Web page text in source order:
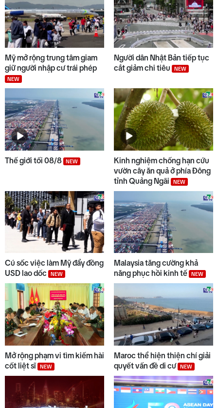
Mỹ mở rộng trung tâm giam
giữ người nhập cư trái phép
NEW
Người dân Nhật Bản tiếp tục
cắt giảm chi tiêu
NEW
Thế giới tối 08/8 NEW
Kinh nghiệm chống hạn cứu
vườn cây ăn quả ở phía Đông
tỉnh Quảng Ngãi
NEW
Cú sốc việc làm Mỹ đẩy đồng
USD lao dốc
NEW
Malaysia tăng cường khả
năng phục hồi kinh tế
NEW
Mở rộng phạm vi tìm kiếm hài
cốt liệt sĩ
NEW
Maroc thể hiện thiện chí giải
quyết vấn đề di cư NEW